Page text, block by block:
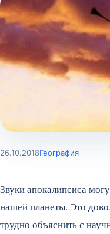
26.10.2018География
Звуки апокалипсиса
нашей планеты. Это
трудно объяснить с